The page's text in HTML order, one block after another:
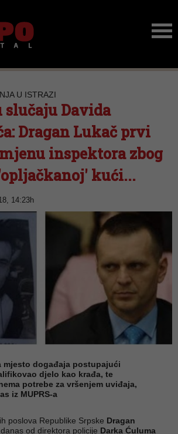
U ISTRAZI
slučaju Davida
Dragan Lukač prvi
inspektora zbog
kući...
14:23h
mjesto događaja postupajući
djelo kao krađa, te
potrebe za vršenjem uviđaja,
iz MUPRS-a
poslova Republike Srpske Dragan
od direktora policije Darka Ćuluma